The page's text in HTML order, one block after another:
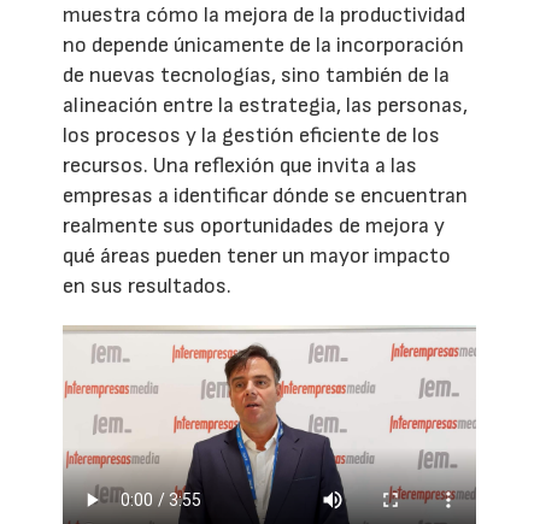
muestra cómo la mejora de la productividad
no depende únicamente de la incorporación
de nuevas tecnologías, sino también de la
alineación entre la estrategia, las personas,
los procesos y la gestión eficiente de los
recursos. Una reflexión que invita a las
empresas a identificar dónde se encuentran
realmente sus oportunidades de mejora y
qué áreas pueden tener un mayor impacto
en sus resultados.